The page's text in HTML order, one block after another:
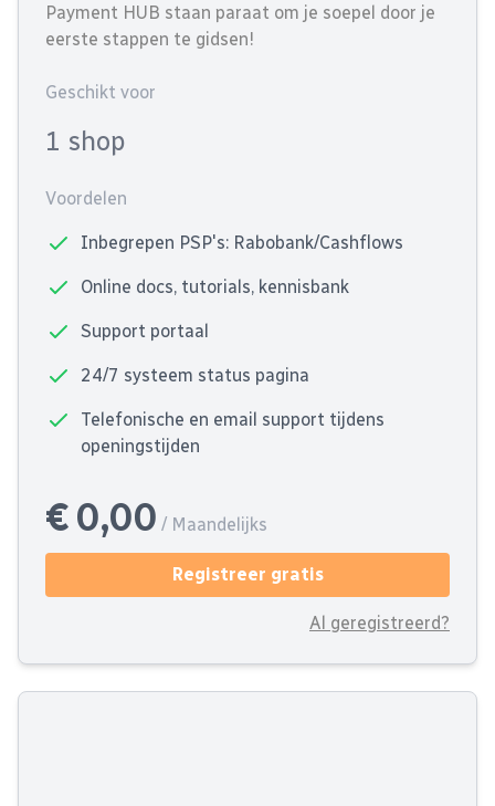
Payment HUB staan paraat om je soepel door je
eerste stappen te gidsen!
Geschikt voor
1 shop
Voordelen
Inbegrepen PSP's: Rabobank/Cashflows
Online docs, tutorials, kennisbank
Support portaal
24/7 systeem status pagina
Telefonische en email support tijdens
openingstijden
€ 0,00 / Maandelijks
Registreer gratis
Al geregistreerd?